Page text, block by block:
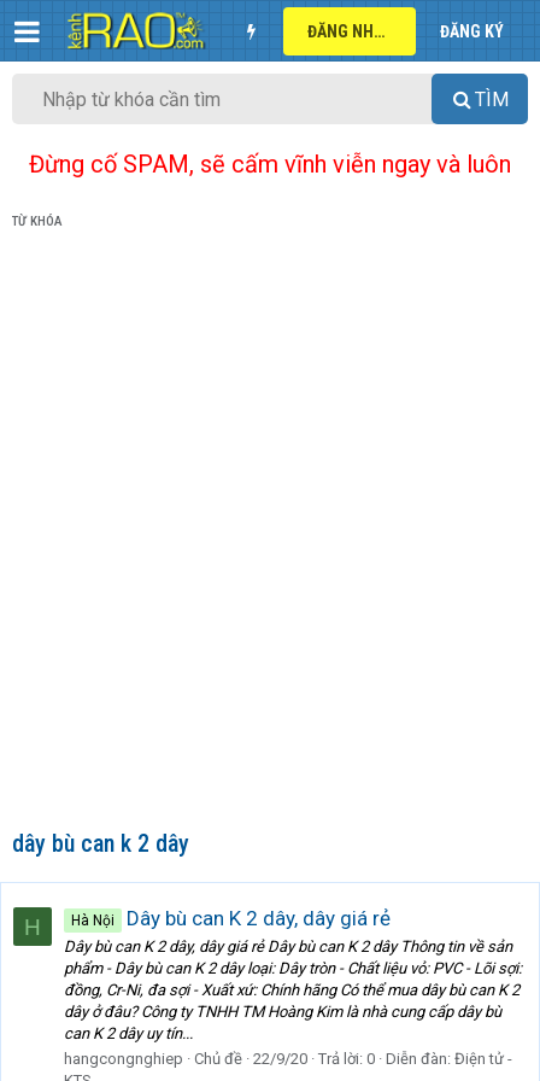
ĐĂNG NHẬP ĐĂNG KÝ
TÌM
Đừng cố SPAM, sẽ cấm vĩnh viễn ngay và luôn
TỪ KHÓA
dây bù can k 2 dây
H Hà Nội Dây bù can K 2 dây, dây giá rẻ
Dây bù can K 2 dây, dây giá rẻ Dây bù can K 2 dây Thông tin về sản
phẩm - Dây bù can K 2 dây loại: Dây tròn - Chất liệu vỏ: PVC - Lõi sợi:
đồng, Cr-Ni, đa sợi - Xuất xứ: Chính hãng Có thể mua dây bù can K 2
dây ở đâu? Công ty TNHH TM Hoàng Kim là nhà cung cấp dây bù
can K 2 dây uy tín...
hangcongnghiep
Chủ đề 22/9/20 Trả lời: 0 Diễn đàn: Điện tử -